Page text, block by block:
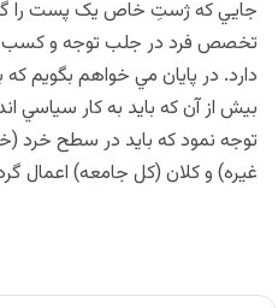
جايي که ژستِ خاص يک پست را
تخصص فرد در جلب توجه و کسب
دارد. در پايان مي خواهم بگويم
بيش از آن که بايد به کار سياسي
توجه نمود که بايد در سطح خرد
غيره) و کلان (کل جامعه) اعمال